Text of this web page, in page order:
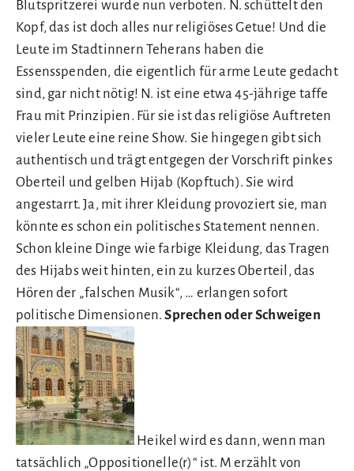
Blutspritzerei wurde nun verboten. N. schüttelt den
Kopf, das ist doch alles nur religiöses Getue! Und die
Leute im Stadtinnern Teherans haben die
Essensspenden, die eigentlich für arme Leute gedacht
sind, gar nicht nötig! N. ist eine etwa 45-jährige taffe
Frau mit Prinzipien. Für sie ist das religiöse Auftreten
vieler Leute eine reine Show. Sie hingegen gibt sich
authentisch und trägt entgegen der Vorschrift pinkes
Oberteil und gelben Hijab (Kopftuch). Sie wird
angestarrt. Ja, mit ihrer Kleidung provoziert sie, man
könnte es schon ein politisches Statement nennen.
Schon kleine Dinge wie farbige Kleidung, das Tragen
des Hijabs weit hinten, ein zu kurzes Oberteil, das
Hören der „falschen Musik“, … erlangen sofort
politische Dimensionen.Sprechen oder Schweigen
Heikel wird es dann, wenn man
tatsächlich „Oppositionelle(r)“ ist. M erzählt von